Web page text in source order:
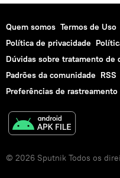
Quem somos Termos de Uso
Política de privacidade
Dúvidas sobre tratamento de
Padrões da comunidade RSS
Preferências de rastreamento
© 2026 Sputnik Todos os